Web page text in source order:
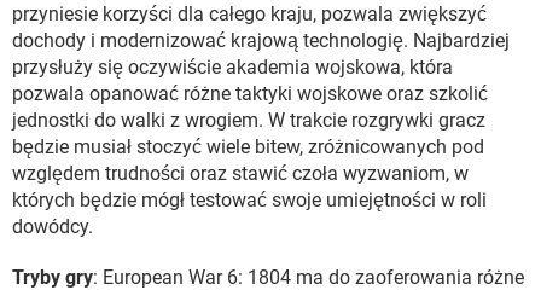
przyniesie korzyści dla całego kraju, pozwala zwiększyć
dochody i modernizować krajową technologię. Najbardziej
przysłuży się oczywiście akademia wojskowa, która
pozwala opanować różne taktyki wojskowe oraz szkolić
jednostki do walki z wrogiem. W trakcie rozgrywki gracz
będzie musiał stoczyć wiele bitew, zróżnicowanych pod
względem trudności oraz stawić czoła wyzwaniom, w
których będzie mógł testować swoje umiejętności w roli
dowódcy.
Tryby gry: European War 6: 1804 ma do zaoferowania różne